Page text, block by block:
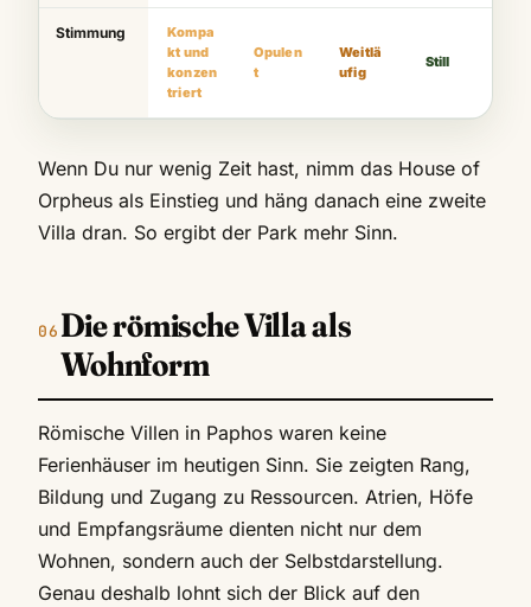
Stimmung
Kompa
kt und
konzen
triert
Opulen
t
Weitlä
ufig
Still
Wenn Du nur wenig Zeit hast, nimm das House of
Orpheus als Einstieg und häng danach eine zweite
Villa dran. So ergibt der Park mehr Sinn.
Die römische Villa als
Wohnform
Römische Villen in Paphos waren keine
Ferienhäuser im heutigen Sinn. Sie zeigten Rang,
Bildung und Zugang zu Ressourcen. Atrien, Höfe
und Empfangsräume dienten nicht nur dem
Wohnen, sondern auch der Selbstdarstellung.
Genau deshalb lohnt sich der Blick auf den